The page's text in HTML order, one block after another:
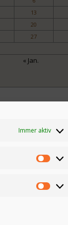
Immer aktiv
13
20
27
« Jan.